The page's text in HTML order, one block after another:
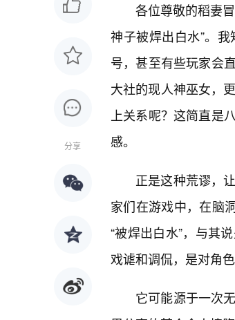
分享
各位尊敬的稻妻
神子被焊出白水”。
号，甚至有些玩家会
大社的现人神巫女，
上关系呢？这简直是
感。
正是这种荒谬，
家们在游戏中，在脑
“被焊出白水”，与其
戏谑和调侃，是对角色
它可能源于一次